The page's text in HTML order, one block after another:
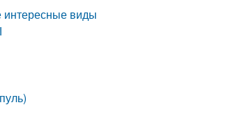
интересные виды